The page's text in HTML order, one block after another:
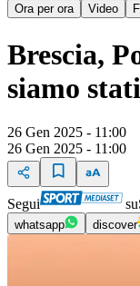
Ora per ora Video
Brescia,
siamo
26 Gen 2025 - 11:00
26 Gen 2025 - 11:00
Segui su
whatsapp discover